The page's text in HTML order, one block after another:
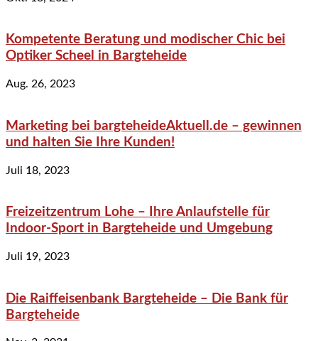
Kompetente Beratung und modischer Chic bei
Optiker Scheel in Bargteheide
Aug. 26, 2023
Marketing bei bargteheideAktuell.de – gewinnen
und halten Sie Ihre Kunden!
Juli 18, 2023
Freizeitzentrum Lohe – Ihre Anlaufstelle für
Indoor-Sport in Bargteheide und Umgebung
Juli 19, 2023
Die Raiffeisenbank Bargteheide – Die Bank für
Bargteheide